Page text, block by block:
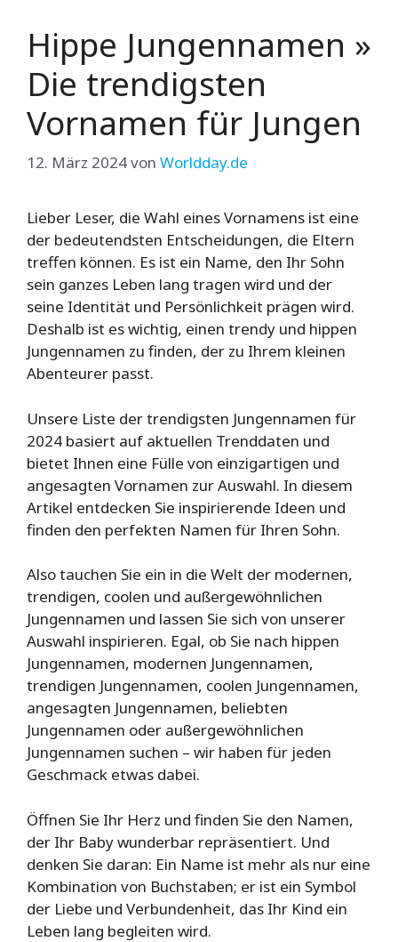
Hippe Jungennamen »
Die trendigsten
Vornamen für Jungen
12. März 2024von Worldday.de
Lieber Leser, die Wahl eines Vornamens ist eine
der bedeutendsten Entscheidungen, die Eltern
treffen können. Es ist ein Name, den Ihr Sohn
sein ganzes Leben lang tragen wird und der
seine Identität und Persönlichkeit prägen wird.
Deshalb ist es wichtig, einen trendy und hippen
Jungennamen zu finden, der zu Ihrem kleinen
Abenteurer passt.
Unsere Liste der trendigsten Jungennamen für
2024 basiert auf aktuellen Trenddaten und
bietet Ihnen eine Fülle von einzigartigen und
angesagten Vornamen zur Auswahl. In diesem
Artikel entdecken Sie inspirierende Ideen und
finden den perfekten Namen für Ihren Sohn.
Also tauchen Sie ein in die Welt der modernen,
trendigen, coolen und außergewöhnlichen
Jungennamen und lassen Sie sich von unserer
Auswahl inspirieren. Egal, ob Sie nach hippen
Jungennamen, modernen Jungennamen,
trendigen Jungennamen, coolen Jungennamen,
angesagten Jungennamen, beliebten
Jungennamen oder außergewöhnlichen
Jungennamen suchen – wir haben für jeden
Geschmack etwas dabei.
Öffnen Sie Ihr Herz und finden Sie den Namen,
der Ihr Baby wunderbar repräsentiert. Und
denken Sie daran: Ein Name ist mehr als nur eine
Kombination von Buchstaben; er ist ein Symbol
der Liebe und Verbundenheit, das Ihr Kind ein
Leben lang begleiten wird.